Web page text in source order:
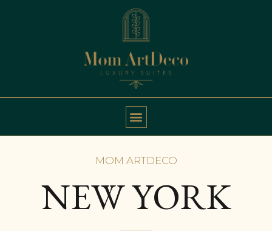
MOM ARTDECO
NEW YORK